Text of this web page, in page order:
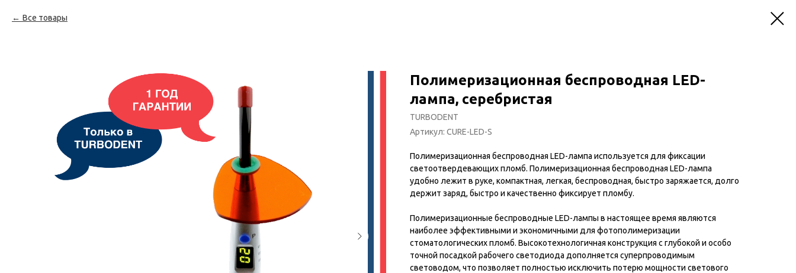
Все товары
Полимеризационная беспроводная LED-
лампа, серебристая
TURBODENT
Артикул: CURE-LED-S
Полимеризационная беспроводная LED-лампа используется для фиксации
светоотвердевающих пломб. Полимеризационная беспроводная LED-лампа
удобно лежит в руке, компактная, легкая, беспроводная, быстро заряжается, долго
держит заряд, быстро и качественно фиксирует пломбу.
Полимеризационные беспроводные LED-лампы в настоящее время являются
наиболее эффективными и экономичными для фотополимеризации
стоматологических пломб. Высокотехнологичная конструкция с глубокой и особо
точной посадкой рабочего светодиода дополняется суперпроводимым
световодом, что позволяет полностью исключить потерю мощности светового